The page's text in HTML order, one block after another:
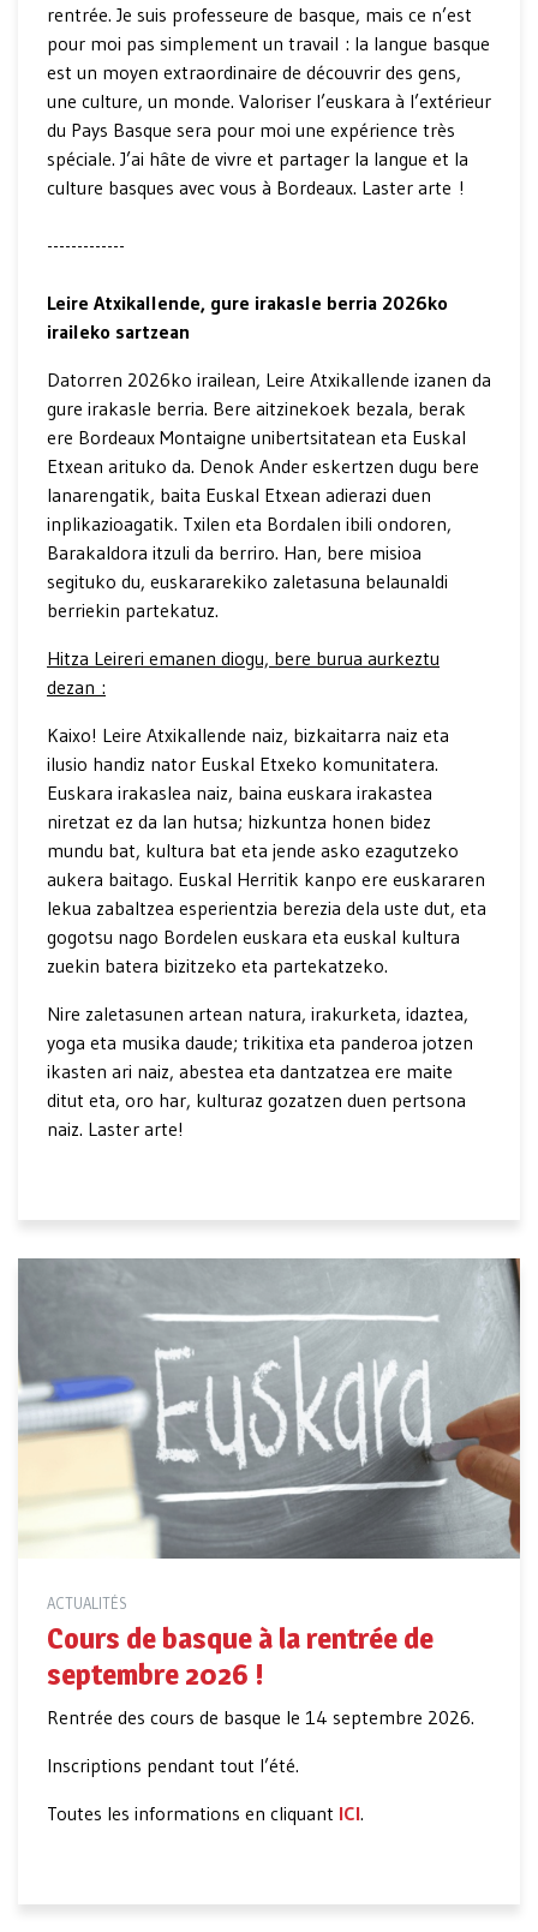
rentrée. Je suis professeure de basque, mais ce n’est
pour moi pas simplement un travail : la langue basque
est un moyen extraordinaire de découvrir des gens,
une culture, un monde. Valoriser l’euskara à l’extérieur
du Pays Basque sera pour moi une expérience très
spéciale. J’ai hâte de vivre et partager la langue et la
culture basques avec vous à Bordeaux. Laster arte !
-------------
Leire Atxikallende, gure irakasle berria 2026ko
iraileko sartzean
Datorren 2026ko irailean, Leire Atxikallende izanen da
gure irakasle berria. Bere aitzinekoek bezala, berak
ere Bordeaux Montaigne unibertsitatean eta Euskal
Etxean arituko da. Denok Ander eskertzen dugu bere
lanarengatik, baita Euskal Etxean adierazi duen
inplikazioagatik. Txilen eta Bordalen ibili ondoren,
Barakaldora itzuli da berriro. Han, bere misioa
segituko du, euskararekiko zaletasuna belaunaldi
berriekin partekatuz.
Hitza Leireri emanen diogu, bere burua aurkeztu
dezan :
Kaixo! Leire Atxikallende naiz, bizkaitarra naiz eta
ilusio handiz nator Euskal Etxeko komunitatera.
Euskara irakaslea naiz, baina euskara irakastea
niretzat ez da lan hutsa; hizkuntza honen bidez
mundu bat, kultura bat eta jende asko ezagutzeko
aukera baitago. Euskal Herritik kanpo ere euskararen
lekua zabaltzea esperientzia berezia dela uste dut, eta
gogotsu nago Bordelen euskara eta euskal kultura
zuekin batera bizitzeko eta partekatzeko.
Nire zaletasunen artean natura, irakurketa, idaztea,
yoga eta musika daude; trikitixa eta panderoa jotzen
ikasten ari naiz, abestea eta dantzatzea ere maite
ditut eta, oro har, kulturaz gozatzen duen pertsona
naiz. Laster arte!
ACTUALITÉS
Cours de basque à la rentrée de
septembre 2026 !
Rentrée des cours de basque le 14 septembre 2026.
Inscriptions pendant tout l’été.
Toutes les informations en cliquant ICI.